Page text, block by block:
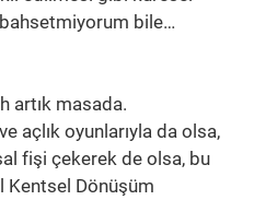
bile…
artık masada.
açlık oyunlarıyla da olsa,
fişi çekerek de olsa, bu
Kentsel Dönüşüm